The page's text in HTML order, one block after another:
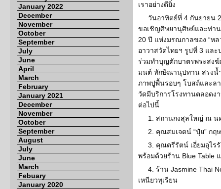
January 2022
December
November
October
September
July
June
April
March
February
January 2021
December
November
October
September
August
July
June
March
Febuary
January 2020
เราอย่างดียิ่ง
วันอาทิตย์ที่ 4 กันยายน
ขอเชิญศิษยานุศิษย์และท่า
20 ปี แห่งมรณกาลของ “หล
อาวาสวัดไทยฯ รูปที่ 3 แล
ร่วมทำบุญตักบาตรพระสง
มนต์ ทักษิณานุปทาน สรงน้ำ
ภาพปูพื้นรอบๆ โบสถ์และล
วัดมีบริการโรงทานตลอดง
ต่อไปนี้
1. สถานกงสุลใหญ่ ณ น
2. คุณสมเจตน์ “ปุ๋ย” ก
3. คุณตรีรัตน์ เอี่ยมอุไร
พร้อมด้วยร้าน Blue Table
4. ร้าน Jasmine Thai
เหนียวทุเรียน